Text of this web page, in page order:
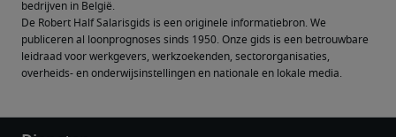
bedrijven in België.
De Robert Half Salarisgids is een originele informatiebron. We
publiceren al loonprognoses sinds 1950. Onze gids is een betrouwbare
leidraad voor werkgevers, werkzoekenden, sectororganisaties,
overheids- en onderwijsinstellingen en nationale en lokale media.